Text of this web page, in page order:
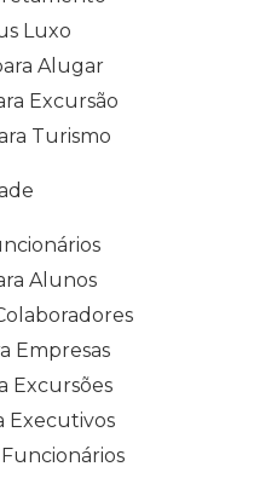
Luxo
Alugar
Excursão
Turismo
Alunos
Empresas
Excursões
Executivos